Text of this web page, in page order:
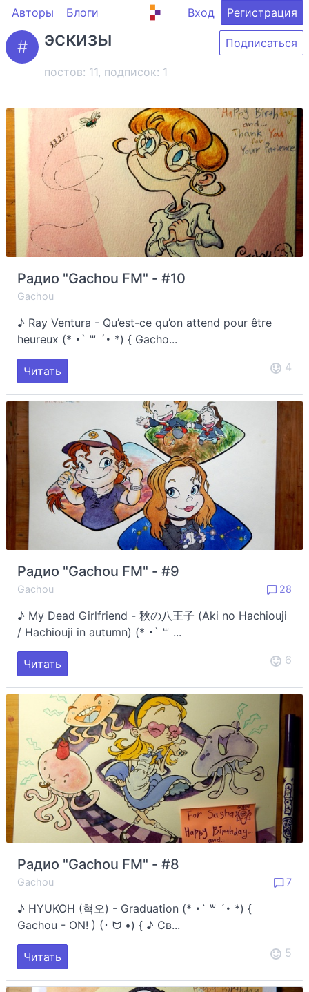
Авторы Блоги Вход Регистрация
эскизы
постов: 11, подписок: 1
Подписаться
Радио "Gachou FM" - #10
Gachou
♪ Ray Ventura - Qu’est-ce qu’on attend pour être
heureux (* ･` ꒳ ´･ *) { Gacho...
Читать 4
Радио "Gachou FM" - #9
Gachou 28
♪ My Dead Girlfriend - 秋の八王子 (Aki no Hachiouji
/ Hachiouji in autumn) (* ･` ꒳ ...
Читать 6
Радио "Gachou FM" - #8
Gachou 7
♪ HYUKOH (혁오) - Graduation (* ･` ꒳ ´･ *) {
Gachou - ON! ) (･ ᗢ •) { ♪ Св...
Читать 5